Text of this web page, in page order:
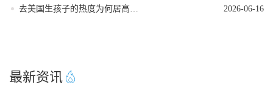
2026-06-16
最新资讯